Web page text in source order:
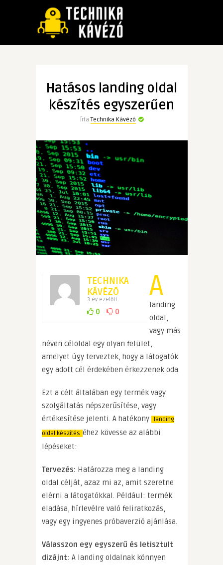
Hatásos landing oldal
készítés egyszerűen
ÍrtaTechnika Kávézó
TECHNIKA
KÁVÉZÓ
3 év ezelőtt
0 0
A
landing
oldal,
vagy más
néven céloldal egy olyan felület,
amelyet úgy terveztek, hogy a látogatók
egy adott cél érdekében érkezzenek oda.
Ezt a célt általában egy termék vagy
szolgáltatás népszerűsítése, vagy
értékesítése jelenti. A hatékony
landing
oldal készítés éhez kövesse az alábbi
lépéseket:
Tervezés: Határozza meg a landing
oldal célját, azaz mi az, amit szeretne
elérni a látogatókkal. Például: termék
eladása, hírlevélre való feliratkozás,
vagy egy ingyenes próbaverzió ajánlása.
Válasszon egy egyszerű és letisztult
dizájnt: A landing oldalnak könnyen